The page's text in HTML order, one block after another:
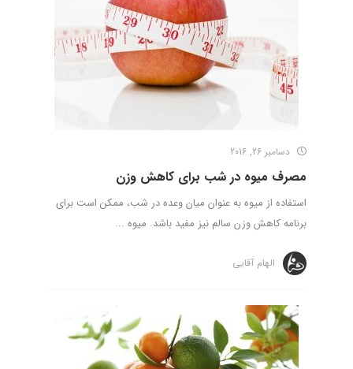
دسامبر 26, 2016
مصرف میوه در شب برای کاهش وزن
استفاده از میوه به عنوان میان وعده در شب، ممکن است برای
برنامه کاهش وزن سالم نیز مفید باشد. میوه ...
الهام آقایی